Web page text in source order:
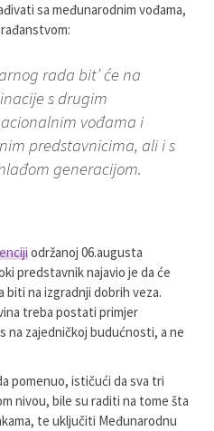
sa međunarodnim vođama,
rada bit’ će na
s drugim
vođama i
predstavnicima, ali i s
generacijom.
održanoj 06.augusta
predstavnik najavio je da će
na izgradnji dobrih veza.
treba postati primjer
zajedničkoj budućnosti, a ne
pomenuo, ističući da sva tri
nivou, bile su raditi na tome šta
te uključiti Međunarodnu